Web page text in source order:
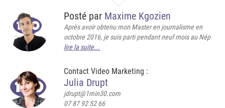
Posté par Maxime Kgozien
Après avoir obtenu mon Master en journalisme en
octobre 2016, je suis parti pendant neuf mois au Nép
lire la suite...
Contact Video Marketing :
Julia Drupt
jdrupt@1min30.com
07 87 92 52 66